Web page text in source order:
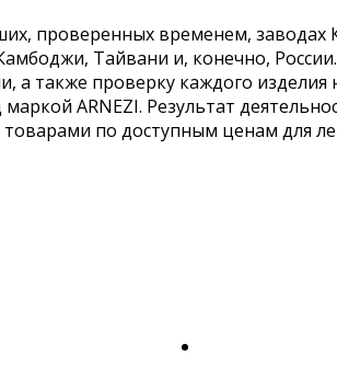
проверенных временем, заводах
Тайвани и, конечно, России.
также проверку каждого изделия
ARNEZI. Результат
по доступным ценам для